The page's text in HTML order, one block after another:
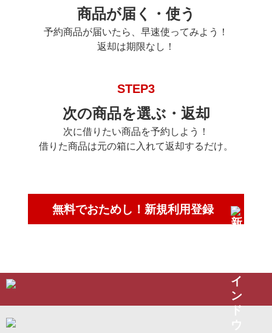
商品が届く・使う
予約商品が届いたら、早速使ってみよう！
返却は期限なし！
STEP3
次の商品を選ぶ・返却
次に借りたい商品を予約しよう！
借りた商品は元の箱に入れて返却するだけ。
無料でおためし！新規利用登録